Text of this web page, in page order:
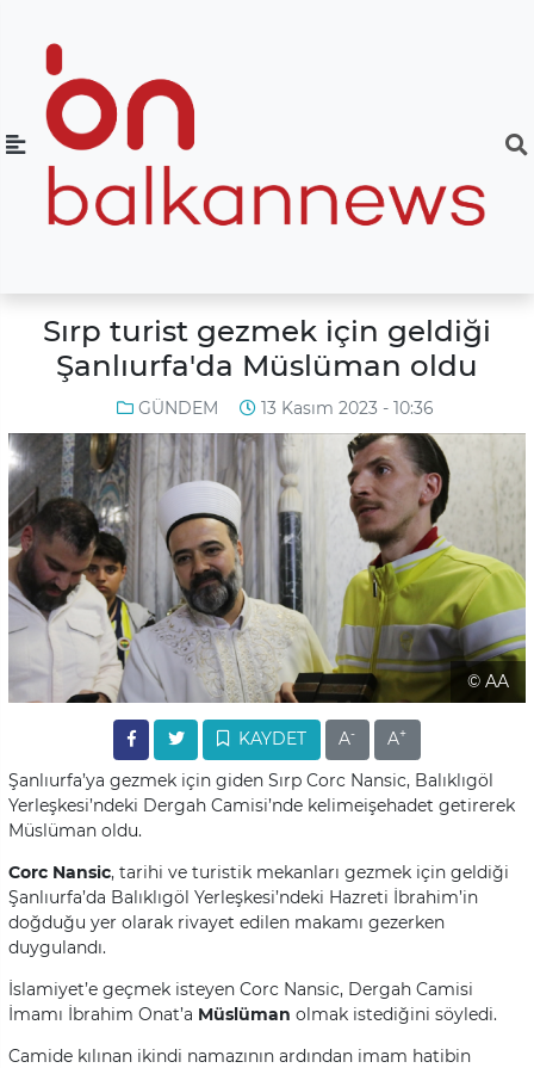
Sırp turist gezmek için geldiği
Şanlıurfa'da Müslüman oldu
GÜNDEM 13 Kasım 2023 - 10:36
© AA
KAYDET A- A+
Şanlıurfa’ya gezmek için giden Sırp Corc Nansic, Balıklıgöl
Yerleşkesi’ndeki Dergah Camisi’nde kelimeişehadet getirerek
Müslüman oldu.
Corc Nansic, tarihi ve turistik mekanları gezmek için geldiği
Şanlıurfa’da Balıklıgöl Yerleşkesi’ndeki Hazreti İbrahim’in
doğduğu yer olarak rivayet edilen makamı gezerken
duygulandı.
İslamiyet’e geçmek isteyen Corc Nansic, Dergah Camisi
İmamı İbrahim Onat’a Müslüman olmak istediğini söyledi.
Camide kılınan ikindi namazının ardından imam hatibin